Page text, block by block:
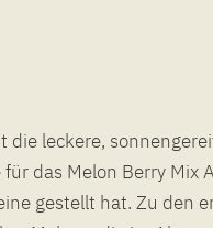
leckere,
das Melon Berry Mix
gestellt hat. Zu den
warmen Jahreszeit,
Tagen, um den